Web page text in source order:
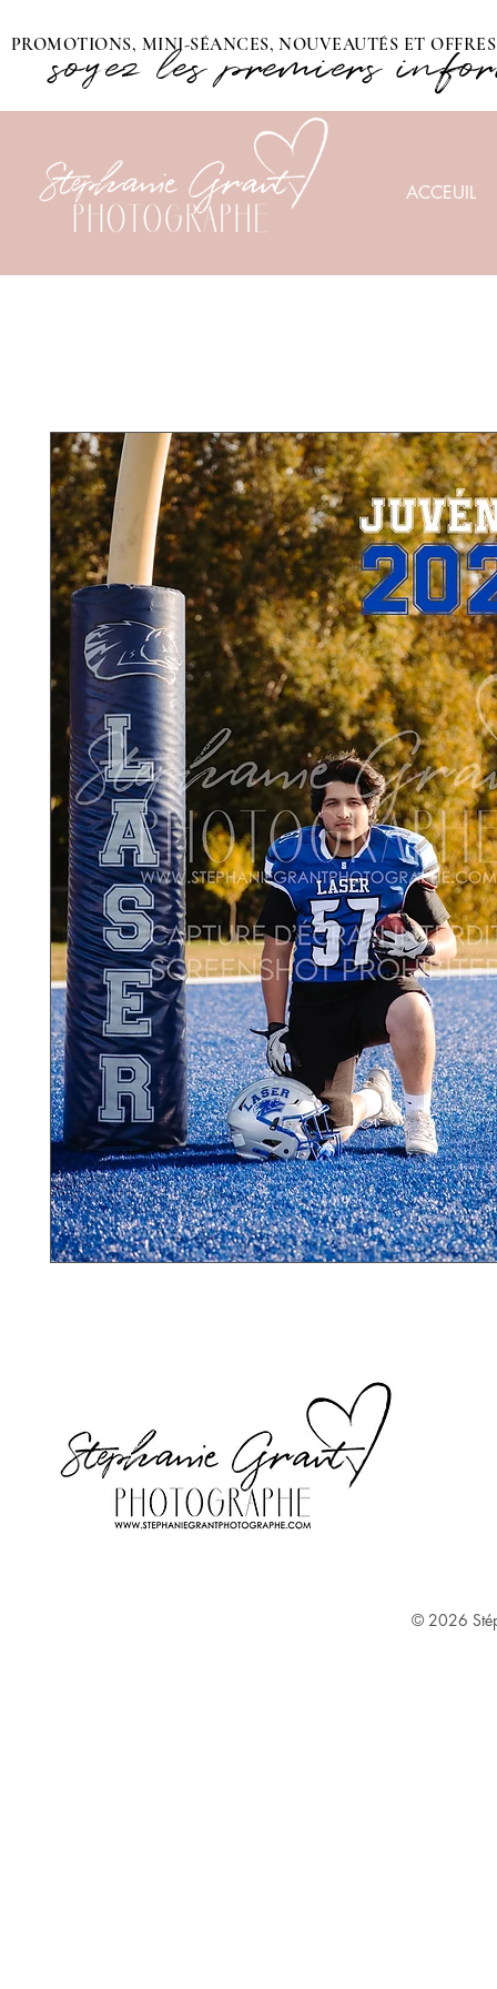
PROMOTIONS, MINI-SÉANCES, NOUVEAUTÉS ET
soyez les premiers
ACCEUIL
Stephanie Grant ^
© 2026